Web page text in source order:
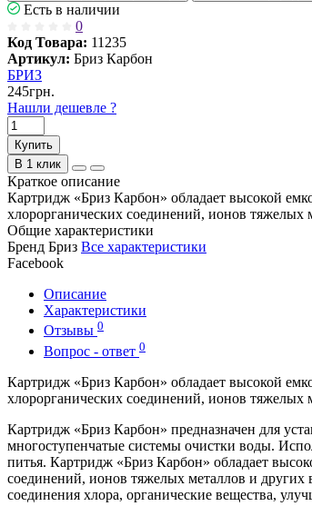
Есть в наличии
0
Код Товара: 11235
Артикул: Бриз Карбон
БРИЗ
245грн.
Нашли дешевле ?
Купить
В 1 клик
Краткое описание
Картридж «Бриз Карбон» обладает высокой
хлорорганических соединений, ионов тяжелых
Общие характеристики
Бренд Бриз Все характеристики
Facebook
Описание
Характеристики
Отзывы 0
Вопрос - ответ 0
Картридж «Бриз Карбон» обладает высокой
хлорорганических соединений, ионов тяжелых
Картридж «Бриз Карбон» предназначен для
многоступенчатые системы очистки воды.
питья. Картридж «Бриз Карбон» обладает
соединений, ионов тяжелых металлов и
соединения хлора, органические вещества,